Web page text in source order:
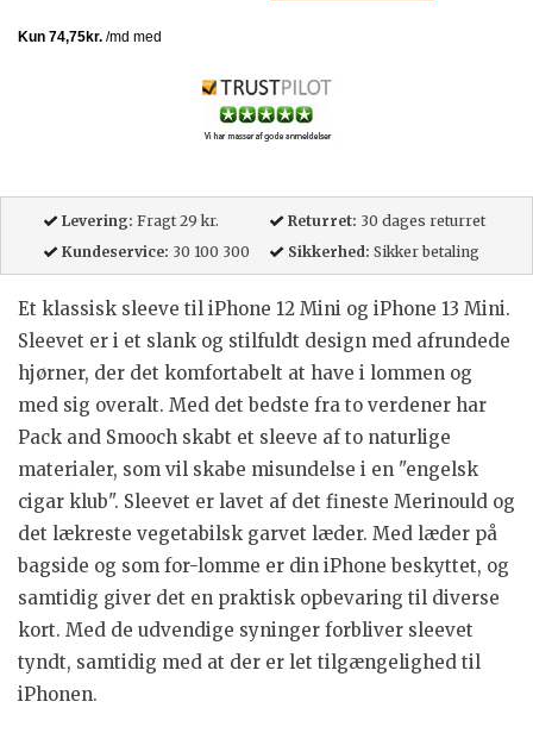
Levering: Fragt 29 kr. Returret: 30 dages returret
Kundeservice: 30 100 300 Sikkerhed: Sikker betaling
Et klassisk sleeve til iPhone 12 Mini og iPhone 13 Mini.
Sleevet er i et slank og stilfuldt design med afrundede
hjørner, der det komfortabelt at have i lommen og
med sig overalt. Med det bedste fra to verdener har
Pack and Smooch skabt et sleeve af to naturlige
materialer, som vil skabe misundelse i en "engelsk
cigar klub". Sleevet er lavet af det fineste Merinould og
det lækreste vegetabilsk garvet læder. Med læder på
bagside og som for-lomme er din iPhone beskyttet, og
samtidig giver det en praktisk opbevaring til diverse
kort. Med de udvendige syninger forbliver sleevet
tyndt, samtidig med at der er let tilgængelighed til
iPhonen.